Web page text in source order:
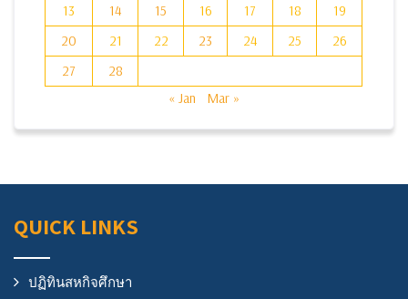
13
14 15 16 17 18
19
20
21 22 23 24 25
26
27
28
« Jan
Mar »
QUICK LINKS
ปฏิทินสหกิจศึกษา